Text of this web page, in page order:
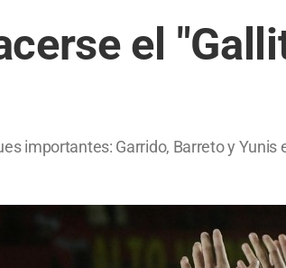
el
importantes: Garrido, Barreto y